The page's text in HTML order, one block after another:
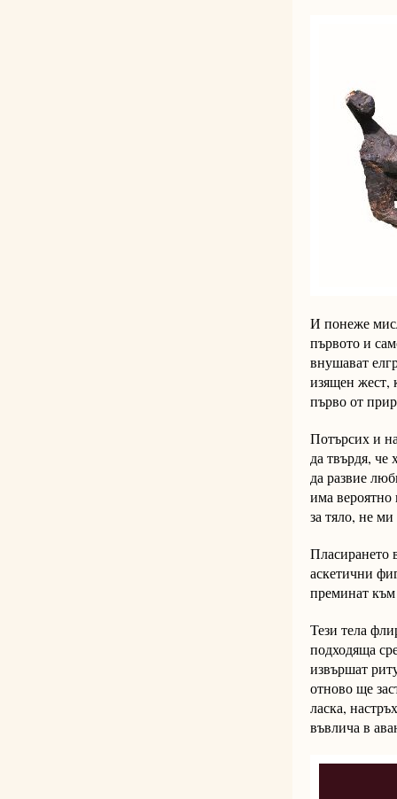
И понеже
първото и
внушават
изящен жест,
първо от
Потърсих и
да твърдя, че
да развие
има
за тяло, не
Пласирането
аскетични
преминат към
Тези тела
подходяща
извършат
отново ще
ласка,
въвлича в